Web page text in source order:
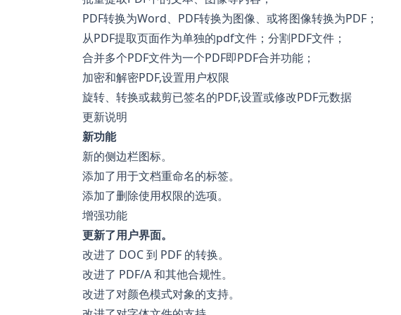
PDF转换为Word、PDF转换为图像、或将图像转换为PDF；
从PDF提取页面作为单独的pdf文件；分割PDF文件；
合并多个PDF文件为一个PDF即PDF合并功能；
加密和解密PDF,设置用户权限
旋转、转换或裁剪已签名的PDF,设置或修改PDF元数据
更新说明
新功能
新的侧边栏图标。
添加了用于文档重命名的标签。
添加了删除使用权限的选项。
增强功能
更新了用户界面。
改进了 DOC 到 PDF 的转换。
改进了 PDF/A 和其他合规性。
改进了对颜色模式对象的支持。